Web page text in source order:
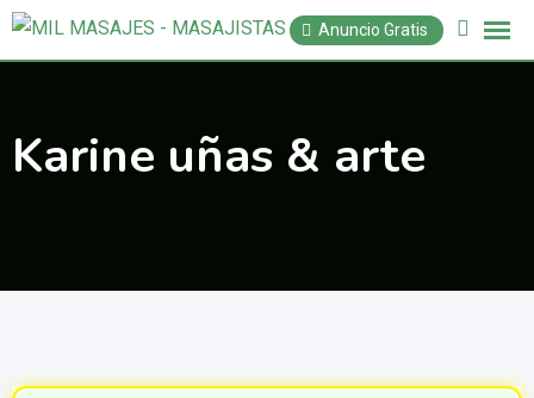
Saltar
Anuncio Gratis
Karine uñas & arte